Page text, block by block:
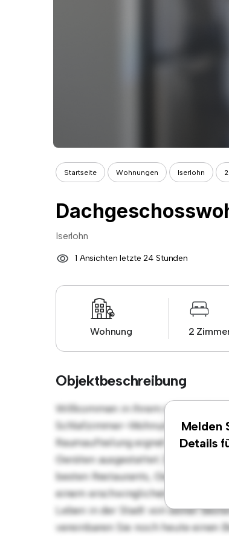
Startseite Wohnungen Iserlohn
Iserlohn
1 Ansichten letzte 24 Stunden
Wohnung 2
Objektbeschreibung
Melden
Details
Willkommen in Ihrem neuen
Schlafzimmer-Wohnung bietet
Raumaufteilung eignet sich
Geräten ausgestattet. Dank der
besten Restaurants, Geschäften
einem erschwinglichen Preis von
Leben in der Stadt von seiner
vereinbaren Sie noch heute einen